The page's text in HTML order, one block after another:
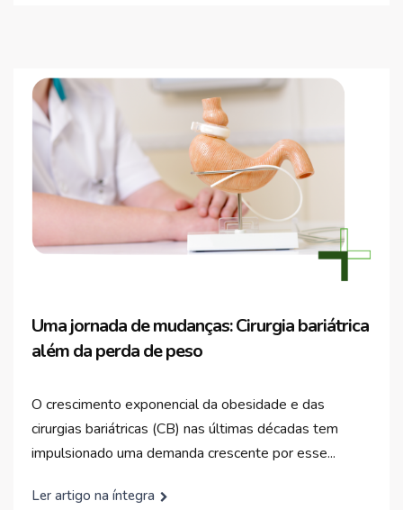
Uma jornada de mudanças: Cirurgia bariátrica
além da perda de peso
O crescimento exponencial da obesidade e das
cirurgias bariátricas (CB) nas últimas décadas tem
impulsionado uma demanda crescente por esse...
Ler artigo na íntegra